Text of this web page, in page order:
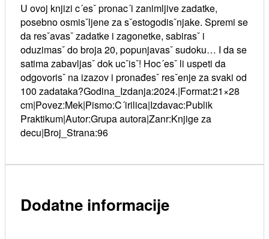
U ovoj knjizi c´esˇ pronac´i zanimljive zadatke,
posebno osmisˇljene za sˇestogodisˇnjake. Spremi se
da resˇavasˇ zadatke i zagonetke, sabirasˇ i
oduzimasˇ do broja 20, popunjavasˇ sudoku… I da se
satima zabavljasˇ dok ucˇisˇ! Hoc´esˇ li uspeti da
odgovorisˇ na izazov i pronađesˇ resˇenje za svaki od
100 zadataka?Godina_Izdanja:2024.|Format:21×28
cm|Povez:Mek|Pismo:C´irilica|Izdavac:Publik
Praktikum|Autor:Grupa autora|Zanr:Knjige za
decu|Broj_Strana:96
Dodatne informacije